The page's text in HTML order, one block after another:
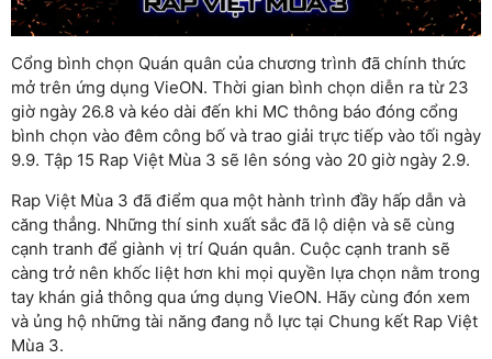
Cổng bình chọn Quán quân của chương trình đã chính thức
mở trên ứng dụng VieON. Thời gian bình chọn diễn ra từ 23
giờ ngày 26.8 và kéo dài đến khi MC thông báo đóng cổng
bình chọn vào đêm công bố và trao giải trực tiếp vào tối ngày
9.9. Tập 15 Rap Việt Mùa 3 sẽ lên sóng vào 20 giờ ngày 2.9.
Rap Việt Mùa 3 đã điểm qua một hành trình đầy hấp dẫn và
căng thẳng. Những thí sinh xuất sắc đã lộ diện và sẽ cùng
cạnh tranh để giành vị trí Quán quân. Cuộc cạnh tranh sẽ
càng trở nên khốc liệt hơn khi mọi quyền lựa chọn nằm trong
tay khán giả thông qua ứng dụng VieON. Hãy cùng đón xem
và ủng hộ những tài năng đang nỗ lực tại Chung kết Rap Việt
Mùa 3.